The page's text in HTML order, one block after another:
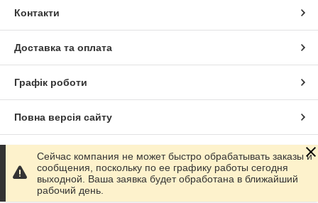
Контакти
Доставка та оплата
Графік роботи
Повна версія сайту
Сайт створено на маркетплейсі Prom.ua
Політика конфіденційності
Сейчас компания не может быстро обрабатывать заказы и
сообщения, поскольку по ее графику работы сегодня
выходной. Ваша заявка будет обработана в ближайший
рабочий день.